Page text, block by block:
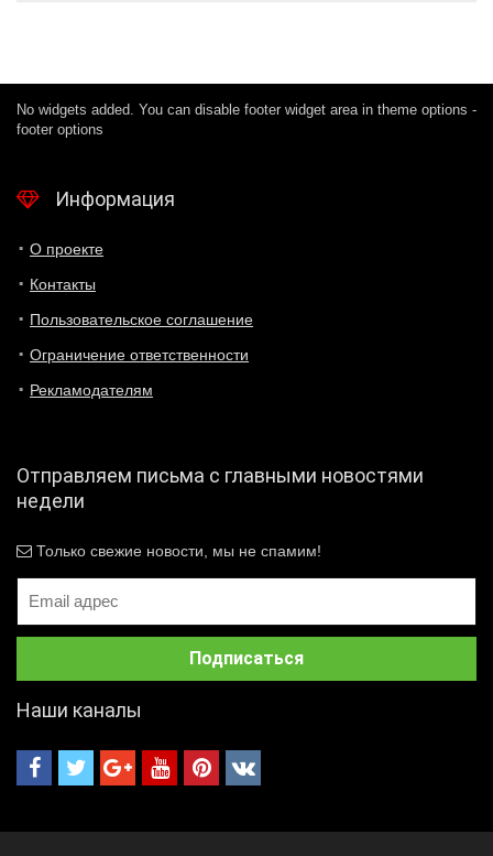
No widgets added. You can disable footer widget area in theme options -
footer options
Информация
О проекте
Контакты
Пользовательское соглашение
Ограничение ответственности
Рекламодателям
Отправляем письма с главными новостями
недели
Только свежие новости, мы не спамим!
Наши каналы